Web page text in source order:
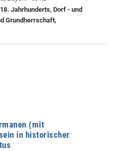
Jahrhunderts, Dorf - und
Grundherrschaft,
(mit
in historischer